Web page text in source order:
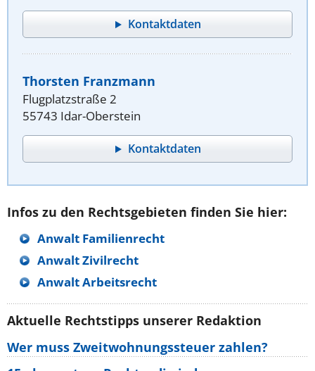
Kontaktdaten
Thorsten Franzmann
Flugplatzstraße 2
55743 Idar-Oberstein
Kontaktdaten
Infos zu den Rechtsgebieten finden Sie hier:
Anwalt Familienrecht
Anwalt Zivilrecht
Anwalt Arbeitsrecht
Aktuelle Rechtstipps unserer Redaktion
Wer muss Zweitwohnungssteuer zahlen?